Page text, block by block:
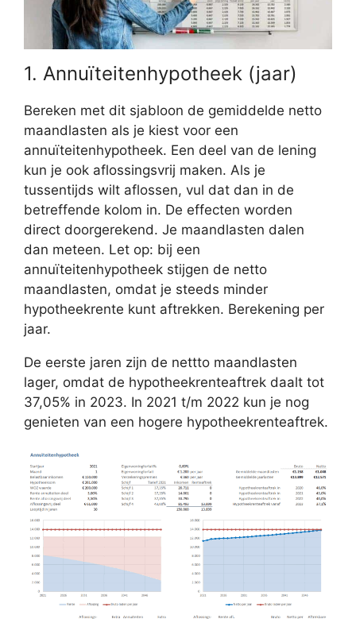
1. Annuïteitenhypotheek (jaar)
Bereken met dit sjabloon de gemiddelde netto
maandlasten als je kiest voor een
annuïteitenhypotheek. Een deel van de lening
kun je ook aflossingsvrij maken. Als je
tussentijds wilt aflossen, vul dat dan in de
betreffende kolom in. De effecten worden
direct doorgerekend. Je maandlasten dalen
dan meteen. Let op: bij een
annuïteitenhypotheek stijgen de netto
maandlasten, omdat je steeds minder
hypotheekrente kunt aftrekken. Berekening per
jaar.
De eerste jaren zijn de nettto maandlasten
lager, omdat de hypotheekrenteaftrek daalt tot
37,05% in 2023. In 2021 t/m 2022 kun je nog
genieten van een hogere hypotheekrenteaftrek.